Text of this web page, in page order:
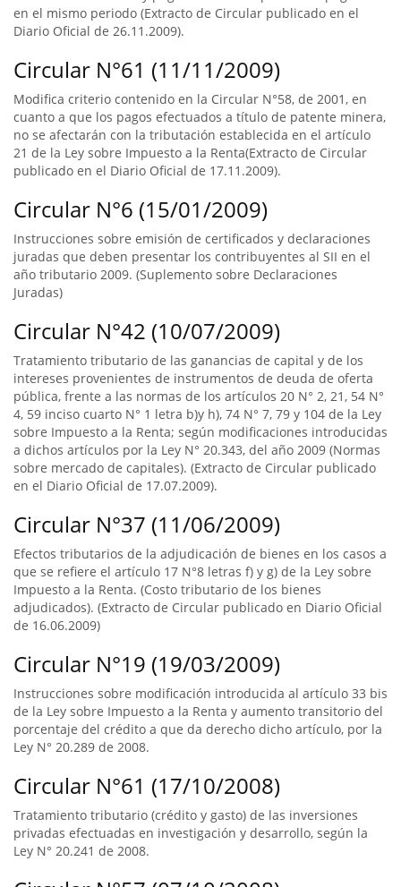
en el mismo periodo (Extracto de Circular publicado en el
Diario Oficial de 26.11.2009).
Circular N°61 (11/11/2009)
Modifica criterio contenido en la Circular N°58, de 2001, en
cuanto a que los pagos efectuados a título de patente minera,
no se afectarán con la tributación establecida en el artículo
21 de la Ley sobre Impuesto a la Renta(Extracto de Circular
publicado en el Diario Oficial de 17.11.2009).
Circular N°6 (15/01/2009)
Instrucciones sobre emisión de certificados y declaraciones
juradas que deben presentar los contribuyentes al SII en el
año tributario 2009. (Suplemento sobre Declaraciones
Juradas)
Circular N°42 (10/07/2009)
Tratamiento tributario de las ganancias de capital y de los
intereses provenientes de instrumentos de deuda de oferta
pública, frente a las normas de los artículos 20 N° 2, 21, 54 N°
4, 59 inciso cuarto N° 1 letra b)y h), 74 N° 7, 79 y 104 de la Ley
sobre Impuesto a la Renta; según modificaciones introducidas
a dichos artículos por la Ley N° 20.343, del año 2009 (Normas
sobre mercado de capitales). (Extracto de Circular publicado
en el Diario Oficial de 17.07.2009).
Circular N°37 (11/06/2009)
Efectos tributarios de la adjudicación de bienes en los casos a
que se refiere el artículo 17 N°8 letras f) y g) de la Ley sobre
Impuesto a la Renta. (Costo tributario de los bienes
adjudicados). (Extracto de Circular publicado en Diario Oficial
de 16.06.2009)
Circular N°19 (19/03/2009)
Instrucciones sobre modificación introducida al artículo 33 bis
de la Ley sobre Impuesto a la Renta y aumento transitorio del
porcentaje del crédito a que da derecho dicho artículo, por la
Ley N° 20.289 de 2008.
Circular N°61 (17/10/2008)
Tratamiento tributario (crédito y gasto) de las inversiones
privadas efectuadas en investigación y desarrollo, según la
Ley N° 20.241 de 2008.